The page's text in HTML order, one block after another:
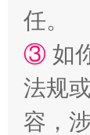
“蜀
任。
③ 如
法规
容，